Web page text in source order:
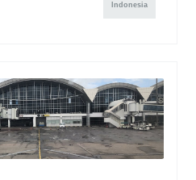
Indonesia